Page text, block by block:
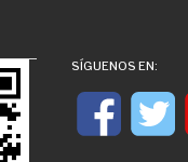
SÍGUENOS EN: